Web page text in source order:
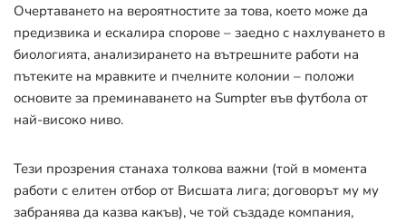
Очертаването на вероятностите за това, което може да
предизвика и ескалира спорове – заедно с нахлуването в
биологията, анализирането на вътрешните работи на
пътеките на мравките и пчелните колонии – положи
основите за преминаването на Sumpter във футбола от
най-високо ниво.
Тези прозрения станаха толкова важни (той в момента
работи с елитен отбор от Висшата лига; договорът му му
забранява да казва какъв), че той създаде компания,